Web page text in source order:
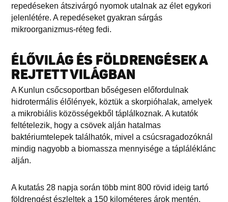
repedéseken átszivárgó nyomok utalnak az élet egykori
jelenlétére. A repedéseket gyakran sárgás
mikroorganizmus-réteg fedi.
ÉLŐVILÁG ÉS FÖLDRENGÉSEK A
REJTETT VILÁGBAN
A Kunlun csőcsoportban bőségesen előfordulnak
hidrotermális élőlények, köztük a skorpióhalak, amelyek
a mikrobiális közösségekből táplálkoznak. A kutatók
feltételezik, hogy a csövek alján hatalmas
baktériumtelepek találhatók, mivel a csúcsragadozóknál
mindig nagyobb a biomassza mennyisége a tápláléklánc
alján.
A kutatás 28 napja során több mint 800 rövid ideig tartó
földrengést észleltek a 150 kilométeres árok mentén,